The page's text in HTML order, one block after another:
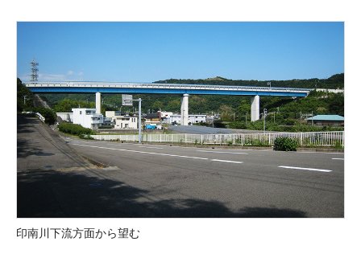
印南川下流方面から望む